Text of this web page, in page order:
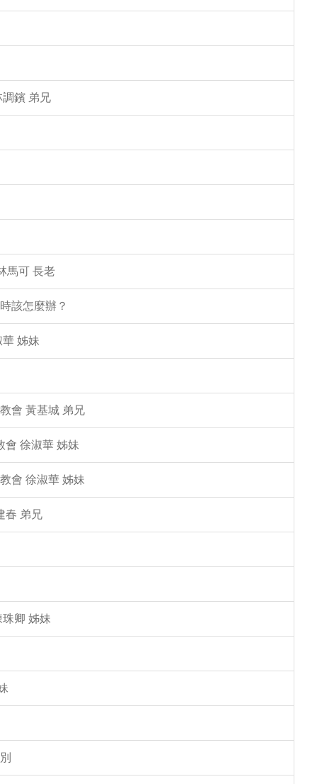
鑌 弟兄
馬可 長老
該怎麼辦？
姊妹
會 黃基城 弟兄
會 徐淑華 姊妹
會 徐淑華 姊妹
春 弟兄
卿 姊妹